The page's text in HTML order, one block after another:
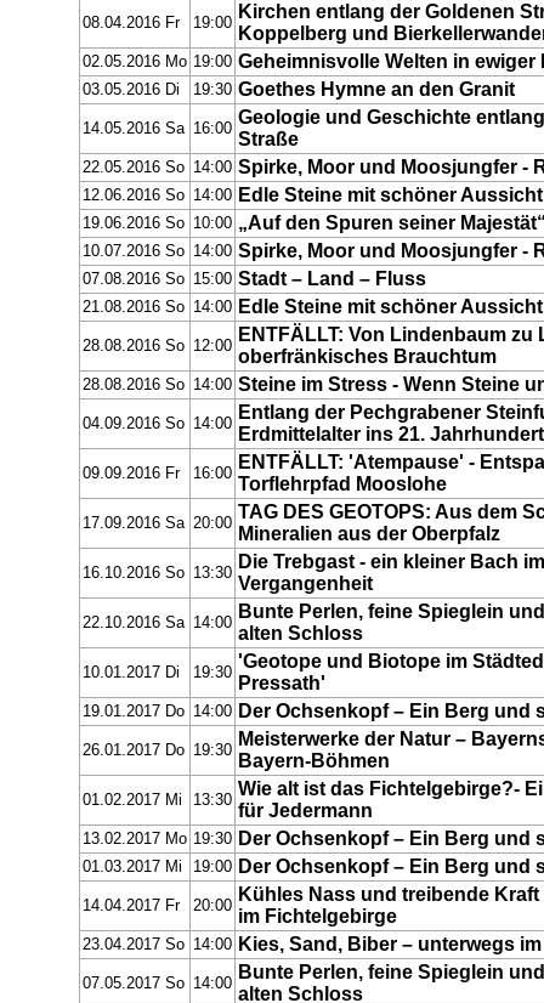
08.04.2016 Fr 19:00
Kirchen entlang der Goldenen
Koppelberg und
02.05.2016 Mo 19:00 Geheimnisvolle Welten in
03.05.2016 Di 19:30 Goethes Hymne an den Granit
14.05.2016 Sa 16:00
Geologie und Geschichte
Straße
22.05.2016 So 14:00 Spirke, Moor und Moosjungfer -
12.06.2016 So 14:00 Edle Steine mit schöner Aussicht
19.06.2016 So 10:00 „Auf den Spuren seiner
10.07.2016 So 14:00 Spirke, Moor und Moosjungfer -
07.08.2016 So 15:00 Stadt – Land – Fluss
21.08.2016 So 14:00 Edle Steine mit schöner Aussicht
28.08.2016 So 12:00
ENTFÄLLT: Von Lindenbaum zu
oberfränkisches Brauchtum
28.08.2016 So 14:00 Steine im Stress - Wenn Steine
04.09.2016 So 14:00
Entlang der Pechgrabener
Erdmittelalter ins 21. Jahrhundert
09.09.2016 Fr 16:00
ENTFÄLLT: 'Atempause' -
Torflehrpfad Mooslohe
17.09.2016 Sa 20:00
TAG DES GEOTOPS: Aus dem
Mineralien aus der Oberpfalz
16.10.2016 So 13:30
Die Trebgast - ein kleiner Bach
Vergangenheit
22.10.2016 Sa 14:00
Bunte Perlen, feine Spieglein
alten Schloss
10.01.2017 Di 19:30
'Geotope und Biotope im
Pressath'
19.01.2017 Do 14:00 Der Ochsenkopf – Ein Berg und
26.01.2017 Do 19:30
Meisterwerke der Natur –
Bayern-Böhmen
01.02.2017 Mi 13:30
Wie alt ist das Fichtelgebirge?-
für Jedermann
13.02.2017 Mo 19:30 Der Ochsenkopf – Ein Berg und
01.03.2017 Mi 19:00 Der Ochsenkopf – Ein Berg und
14.04.2017 Fr 20:00
Kühles Nass und treibende
im Fichtelgebirge
23.04.2017 So 14:00 Kies, Sand, Biber – unterwegs
07.05.2017 So 14:00
Bunte Perlen, feine Spieglein
alten Schloss